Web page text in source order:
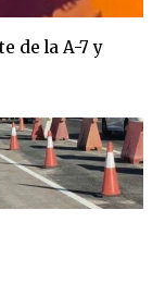
de la A-7 y